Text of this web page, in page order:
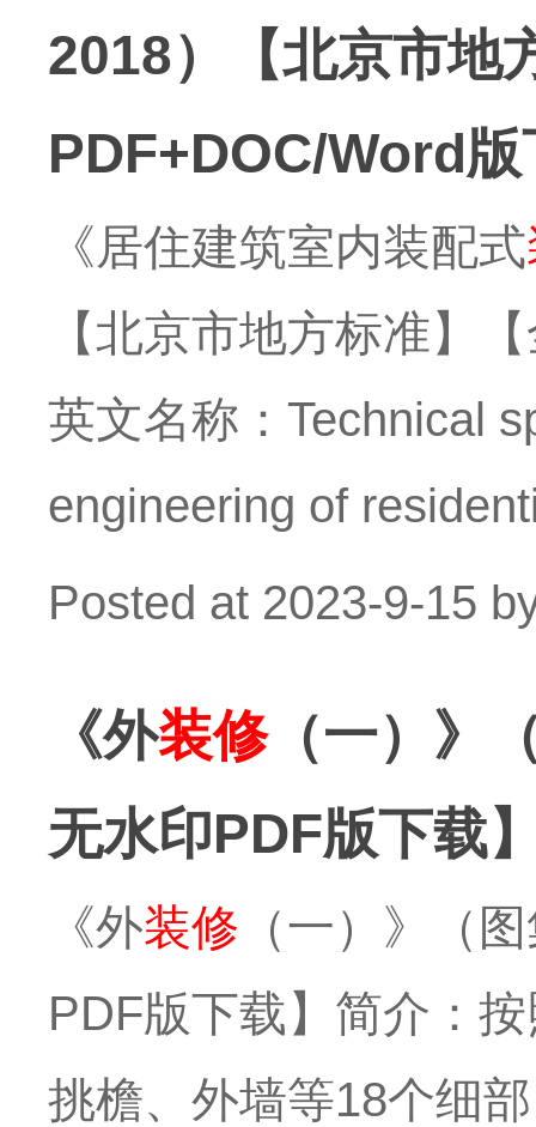
2018）【北京市地
PDF+DOC/Word版
《居住建筑室内装配式
【北京市地方标准】
英文名称：Technical
engineering of
Posted at 2023-9-15
《外装修（一）》
无水印PDF版下载
《外装修 （一）》（
PDF版下载】简介：
挑檐、外墙等18个细